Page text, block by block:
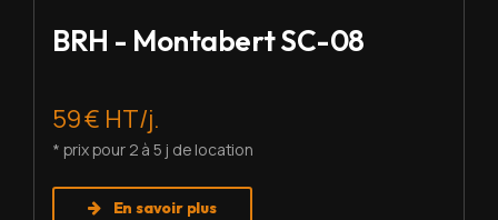
BRH - Montabert SC-08
59 € HT/j.
* prix pour 2 à 5 j de location
En savoir plus